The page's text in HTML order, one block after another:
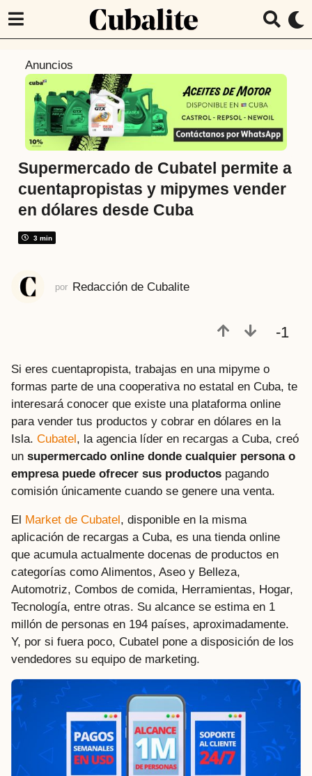
t
á
s
3
o
á
s
Anuncios
Supermercado de Cubatel permite a
cuentapropistas y mipymes vender
en dólares desde Cuba
3 min
por Redacción de Cubalite
-1
Si eres cuentapropista, trabajas en una mipyme o
formas parte de una cooperativa no estatal en Cuba, te
interesará conocer que existe una plataforma online
para vender tus productos y cobrar en dólares en la
Isla. Cubatel, la agencia líder en recargas a Cuba, creó
un supermercado online donde cualquier persona o
empresa puede ofrecer sus productos pagando
comisión únicamente cuando se genere una venta.
El Market de Cubatel, disponible en la misma
aplicación de recargas a Cuba, es una tienda online
que acumula actualmente docenas de productos en
categorías como Alimentos, Aseo y Belleza,
Automotriz, Combos de comida, Herramientas, Hogar,
Tecnología, entre otras. Su alcance se estima en 1
millón de personas en 194 países, aproximadamente.
Y, por si fuera poco, Cubatel pone a disposición de los
vendedores su equipo de marketing.